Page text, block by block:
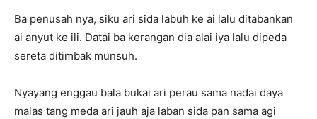
Ba penusah nya, siku ari sida labuh ke ai lalu ditabankan
ai anyut ke ili. Datai ba kerangan dia alai iya lalu dipeda
sereta ditimbak munsuh.
Nyayang enggau bala bukai ari perau sama nadai daya
malas tang meda ari jauh aja laban sida pan sama agi